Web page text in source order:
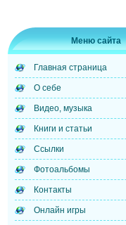
Меню сайта
Главная страница
О себе
Видео, музыка
Книги и статьи
Ссылки
Фотоальбомы
Контакты
Онлайн игры